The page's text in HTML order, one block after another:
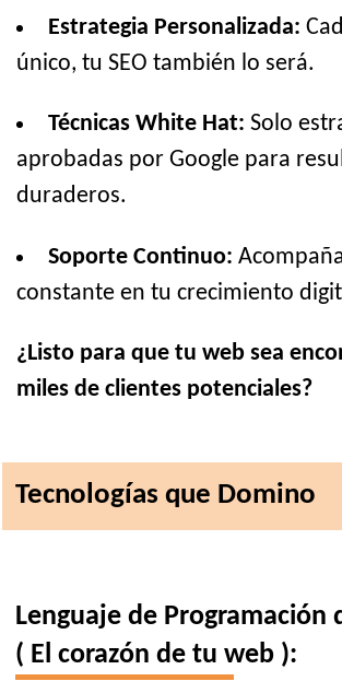
Estrategia Personalizada:
único, tu SEO también lo será.
Técnicas White Hat: Solo
aprobadas por Google para
duraderos.
Soporte Continuo:
constante en tu crecimiento
¿Listo para que tu web sea
miles de clientes potenciales?
Tecnologías que Domino
Lenguaje de Programación
( El corazón de tu web ):